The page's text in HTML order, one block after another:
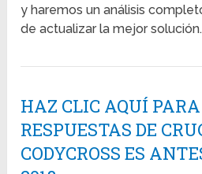
y haremos un análisis
de actualizar la mejor solución.
HAZ CLIC AQUÍ
RESPUESTAS DE
CODYCROSS ES